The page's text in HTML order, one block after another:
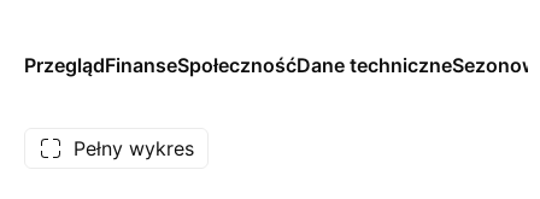
PrzeglądFinanseSpołecznośćDane techniczne
Pełny wykres